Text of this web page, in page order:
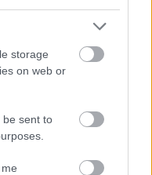
storage
on web or
be sent to
szántóföldön eddig
termeltek (talán